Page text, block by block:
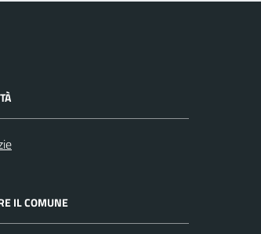
IL COMUNE